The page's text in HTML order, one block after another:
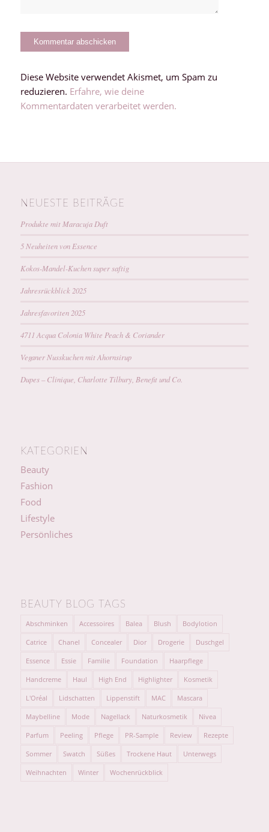
Diese Website verwendet Akismet, um Spam zu
reduzieren. Erfahre, wie deine
Kommentardaten verarbeitet werden.
NEUESTE BEITRÄGE
Produkte mit Maracuja Duft
5 Neuheiten von Essence
Kokos-Mandel-Kuchen super saftig
Jahresrückblick 2025
Jahresfavoriten 2025
4711 Acqua Colonia White Peach & Coriander
Veganer Nusskuchen mit Ahornsirup
Dupes – Clinique, Charlotte Tilbury, Benefit und Co.
KATEGORIEN
Beauty
Fashion
Food
Lifestyle
Persönliches
BEAUTY BLOG TAGS
Abschminken Accessoires Balea Blush Bodylotion
Catrice Chanel Concealer Dior Drogerie Duschgel
Essence Essie Familie Foundation Haarpflege
Handcreme Haul High End Highlighter Kosmetik
L'Oréal Lidschatten Lippenstift MAC Mascara
Maybelline Mode Nagellack Naturkosmetik Nivea
Parfum Peeling Pflege PR-Sample Review Rezepte
Sommer Swatch Süßes Trockene Haut Unterwegs
Weihnachten Winter Wochenrückblick